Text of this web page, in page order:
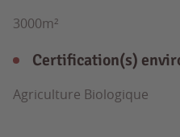
3000m²
Certification(s)
Agriculture Biologique